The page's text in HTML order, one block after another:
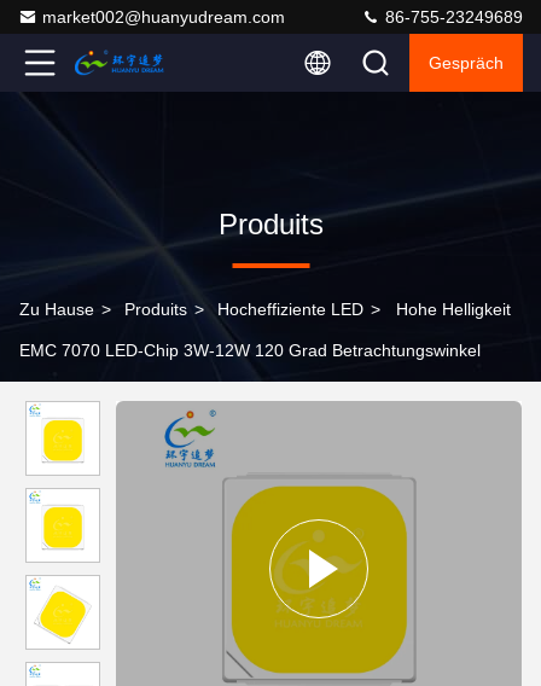
market002@huanyudream.com 86-755-23249689
Gespräch
Produits
Zu Hause > Produits > Hocheffiziente LED > Hohe Helligkeit
EMC 7070 LED-Chip 3W-12W 120 Grad Betrachtungswinkel